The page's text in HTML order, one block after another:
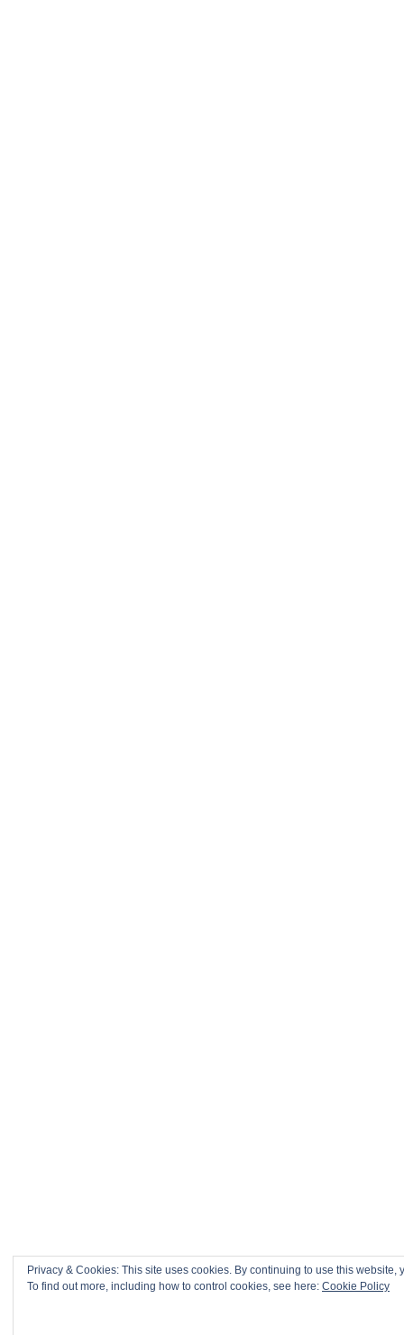
Privacy & Cookies: This site uses cookies. By continuing to use this website,
To find out more, including how to control cookies, see here: Cookie Policy
Kontynuując przebywanie na stronie, zgadzasz się na użycie plików